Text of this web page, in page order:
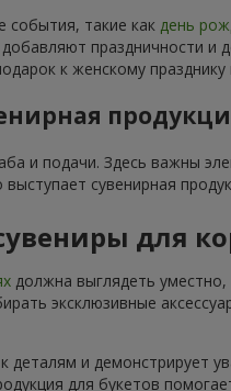
такие как день
праздничности и
к женскому празднику
и подачи. Здесь важны
сувенирная
для
должна выглядеть
эксклюзивные
деталям и
для букетов